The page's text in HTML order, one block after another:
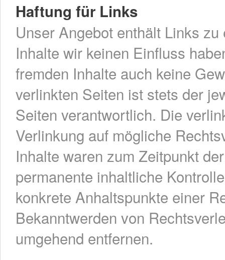
Haftung für Links
Unser Angebot enthält Links
Inhalte wir keinen Einfluss
fremden Inhalte auch keine
verlinkten Seiten ist stets der
Seiten verantwortlich. Die
Verlinkung auf mögliche
Inhalte waren zum Zeitpunkt
permanente inhaltliche
konkrete Anhaltspunkte einer
Bekanntwerden von
umgehend entfernen.